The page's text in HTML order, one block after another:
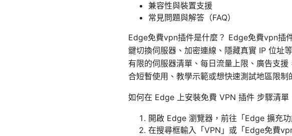
兼容性與裝置支援
常見問題與解答（FAQ）
Edge免費vpn插件是什麼？ Edge免費vpn插
鍵切換伺服器、加密連線、隱藏真實 IP 位址
有限的伺服器清單、每日流量上限、廣告支
合短暫使用、教學示範或想快速測試地區限制
如何在 Edge 上安裝免費 VPN 插件 步驟清單
開啟 Edge 瀏覽器，前往「Edge 擴充
在搜尋框輸入「VPN」或「Edge免費